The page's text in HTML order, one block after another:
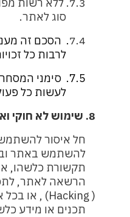
סוג לאתר.
7.4
. הסכם זה
לרבות כל זכויות
7.5.
סימני
לעשות כל פעולה
8. שימוש לא חוקי ואסור
חל איסור
להשתמש באתר
תקשורת כלשהו,
הרשאהלאתר,
( Hacking) ,
או בכל
תכנים או מידע